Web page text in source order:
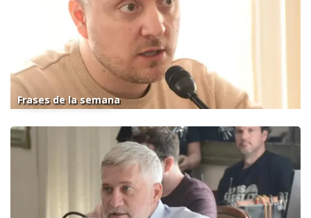
Frases de la semana